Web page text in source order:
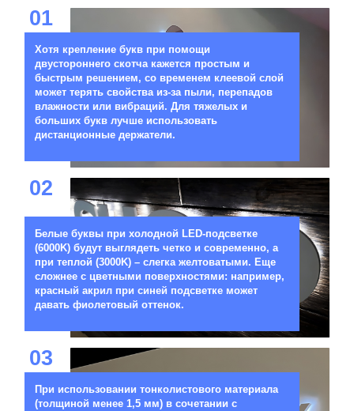
01
Хотя крепление букв при помощи
двустороннего скотча кажется простым и
быстрым решением, со временем клеевой слой
может терять свойства из-за пыли, перепадов
влажности или вибраций. Для тяжелых и
больших букв лучше использовать
дистанционные держатели.
02
Белые буквы при холодной LED-подсветке
(6000K) будут выглядеть четко и современно, а
при теплой (3000K) – слегка желтоватыми. Еще
сложнее с цветными поверхностями: например,
красный акрил при синей подсветке может
давать фиолетовый оттенок.
03
При использовании тонколистового материала
(толщиной менее 1,5 мм) в сочетании с